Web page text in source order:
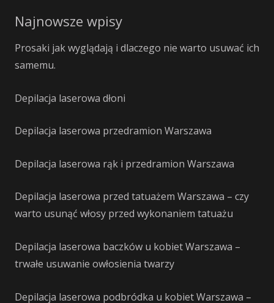
Najnowsze wpisy
Prosaki jak wyglądają i dlaczego nie warto usuwać ich
samemu.
Depilacja laserowa dłoni
Depilacja laserowa przedramion Warszawa
Depilacja laserowa rąk i przedramion Warszawa
Depilacja laserowa przed tatuażem Warszawa – czy
warto usunąć włosy przed wykonaniem tatuażu
Depilacja laserowa baczków u kobiet Warszawa –
trwałe usuwanie owłosienia twarzy
Depilacja laserowa podbródka u kobiet Warszawa –